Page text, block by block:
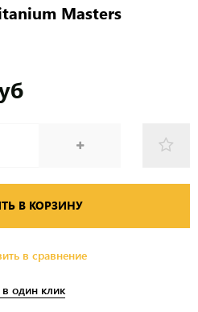
Masters
В КОРЗИНУ
в сравнение
в один клик